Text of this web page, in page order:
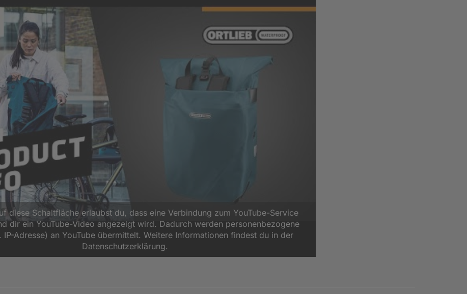
diese Schaltfläche erlaubst du, dass eine Verbindung zum YouTube-Service
dir ein YouTube-Video angezeigt wird. Dadurch werden personenbezogene
IP-Adresse) an YouTube übermittelt. Weitere Informationen findest du in der
Datenschutzerklärung.